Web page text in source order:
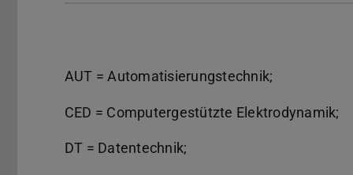
AUT = Automatisierungstechnik;
CED = Computergestützte Elektrodynamik;
DT = Datentechnik;